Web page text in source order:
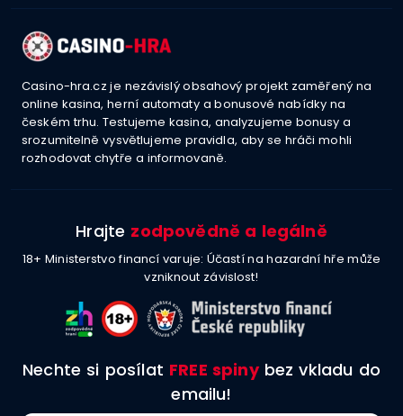
Casino-hra.cz je nezávislý obsahový projekt zaměřený na
online kasina, herní automaty a bonusové nabídky na
českém trhu. Testujeme kasina, analyzujeme bonusy a
srozumitelně vysvětlujeme pravidla, aby se hráči mohli
rozhodovat chytře a informovaně.
Hrajte zodpovědně a legálně
18+ Ministerstvo financí varuje: Účastí na hazardní hře může
vzniknout závislost!
Nechte si posílat FREE spinybez vkladu do
emailu!